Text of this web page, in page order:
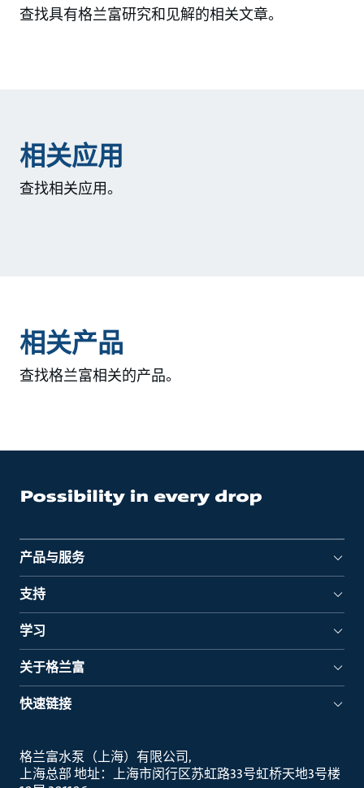
查找具有格兰富研究和见解的相关文章。
相关应用
查找相关应用。
相关产品
查找格兰富相关的产品。
产品与服务
支持
学习
关于格兰富
快速链接
格兰富水泵（上海）有限公司
上海总部 地址：上海市闵行区苏虹路33号虹桥天地3号楼